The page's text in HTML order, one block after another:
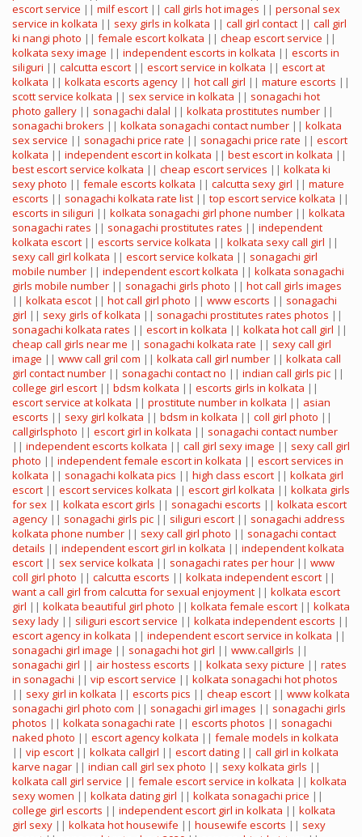
escort service || milf escort || call girls hot images || personal sex
service in kolkata || sexy girls in kolkata || call girl contact || call girl
ki nangi photo || female escort kolkata || cheap escort service ||
kolkata sexy image || independent escorts in kolkata || escorts in
siliguri || calcutta escort || escort service in kolkata || escort at
kolkata || kolkata escorts agency || hot call girl || mature escorts ||
scott service kolkata || sex service in kolkata || sonagachi hot
photo gallery || sonagachi dalal || kolkata prostitutes number ||
sonagachi brokers || kolkata sonagachi contact number || kolkata
sex service || sonagachi price rate || sonagachi price rate || escort
kolkata || independent escort in kolkata || best escort in kolkata ||
best escort service kolkata || cheap escort services || kolkata ki
sexy photo || female escorts kolkata || calcutta sexy girl || mature
escorts || sonagachi kolkata rate list || top escort service kolkata ||
escorts in siliguri || kolkata sonagachi girl phone number || kolkata
sonagachi rates || sonagachi prostitutes rates || independent
kolkata escort || escorts service kolkata || kolkata sexy call girl ||
sexy call girl kolkata || escort service kolkata || sonagachi girl
mobile number || independent escort kolkata || kolkata sonagachi
girls mobile number || sonagachi girls photo || hot call girls images
|| kolkata escot || hot call girl photo || www escorts || sonagachi
girl || sexy girls of kolkata || sonagachi prostitutes rates photos ||
sonagachi kolkata rates || escort in kolkata || kolkata hot call girl ||
cheap call girls near me || sonagachi kolkata rate || sexy call girl
image || www call gril com || kolkata call girl number || kolkata call
girl contact number || sonagachi contact no || indian call girls pic ||
college girl escort || bdsm kolkata || escorts girls in kolkata ||
escort service at kolkata || prostitute number in kolkata || asian
escorts || sexy girl kolkata || bdsm in kolkata || coll girl photo ||
callgirlsphoto || escort girl in kolkata || sonagachi contact number
|| independent escorts kolkata || call girl sexy image || sexy call girl
photo || independent female escort in kolkata || escort services in
kolkata || sonagachi kolkata pics || high class escort || kolkata girl
escort || escort services kolkata || escort girl kolkata || kolkata girls
for sex || kolkata escort girls || sonagachi escorts || kolkata escort
agency || sonagachi girls pic || siliguri escort || sonagachi address
kolkata phone number || sexy call girl photo || sonagachi contact
details || independent escort girl in kolkata || independent kolkata
escort || sex service kolkata || sonagachi rates per hour || www
coll girl photo || calcutta escorts || kolkata independent escort ||
want a call girl from calcutta for sexual enjoyment || kolkata escort
girl || kolkata beautiful girl photo || kolkata female escort || kolkata
sexy lady || siliguri escort service || kolkata independent escorts ||
escort agency in kolkata || independent escort service in kolkata ||
sonagachi girl image || sonagachi hot girl || www.callgirls ||
sonagachi girl || air hostess escorts || kolkata sexy picture || rates
in sonagachi || vip escort service || kolkata sonagachi hot photos
|| sexy girl in kolkata || escorts pics || cheap escort || www kolkata
sonagachi girl photo com || sonagachi girl images || sonagachi girls
photos || kolkata sonagachi rate || escorts photos || sonagachi
naked photo || escort agency kolkata || female models in kolkata
|| vip escort || kolkata callgirl || escort dating || call girl in kolkata
karve nagar || indian call girl sex photo || sexy kolkata girls ||
kolkata call girl service || female escort service in kolkata || kolkata
sexy women || kolkata dating girl || kolkata sonagachi price ||
college girl escorts || independent escort girl in kolkata || kolkata
girl sexy || kolkata hot housewife || housewife escorts || sexy